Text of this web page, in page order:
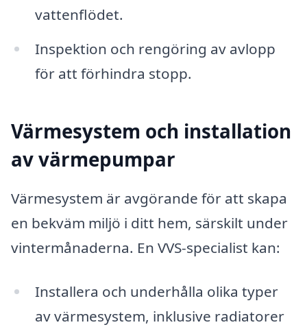
vattenflödet.
Inspektion och rengöring av avlopp
för att förhindra stopp.
Värmesystem och installation
av värmepumpar
Värmesystem är avgörande för att skapa
en bekväm miljö i ditt hem, särskilt under
vintermånaderna. En VVS-specialist kan:
Installera och underhålla olika typer
av värmesystem, inklusive radiatorer